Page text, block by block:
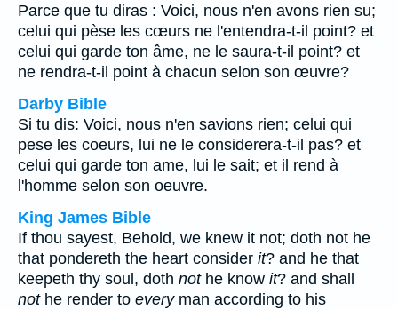
Parce que tu diras : Voici, nous n'en avons rien su;
celui qui pèse les cœurs ne l'entendra-t-il point? et
celui qui garde ton âme, ne le saura-t-il point? et
ne rendra-t-il point à chacun selon son œuvre?
Darby Bible
Si tu dis: Voici, nous n'en savions rien; celui qui
pese les coeurs, lui ne le considerera-t-il pas? et
celui qui garde ton ame, lui le sait; et il rend à
l'homme selon son oeuvre.
King James Bible
If thou sayest, Behold, we knew it not; doth not he
that pondereth the heart consider it? and he that
keepeth thy soul, doth nothe know it? and shall
nothe render to everyman according to his